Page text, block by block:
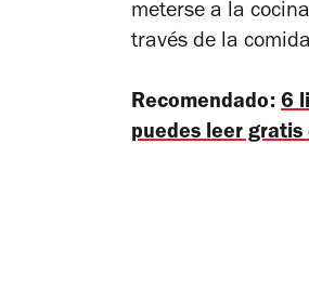
meterse a la
través de la
Recomendado: 6
puedes leer gratis